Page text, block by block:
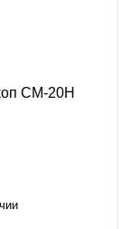
СМ-20Н